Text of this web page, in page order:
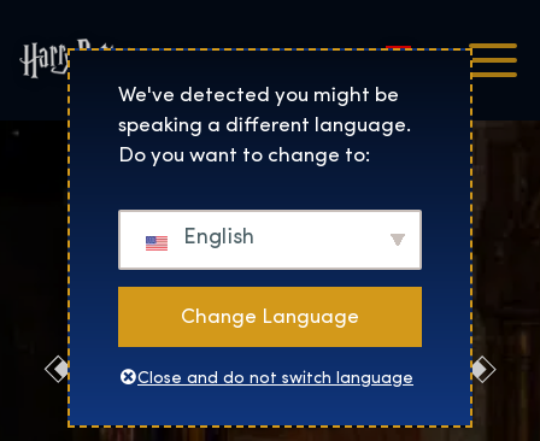
Harry Potter™: The
Magyar
GYIK
We've detected you might be
speaking a different language.
Do you want to change to:
English
Change Language
Close and do not switch language